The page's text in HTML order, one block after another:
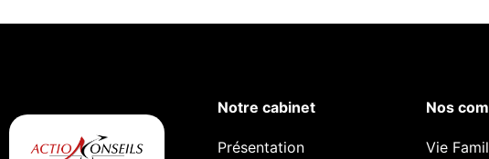
Notre cabinet
Présentation
Nos
Vie